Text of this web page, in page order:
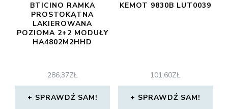
BTICINO RAMKA
PROSTOKĄTNA
LAKIEROWANA
POZIOMA 2+2 MODUŁY
HA4802M2HHD
286,37ZŁ
SPRAWDŹ SAM!
KEMOT 9830B LUT0039
101,60ZŁ
SPRAWDŹ SAM!